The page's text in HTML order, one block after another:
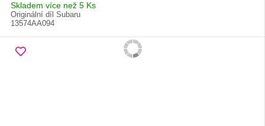
Skladem více než 5 Ks
Originální díl Subaru
13574AA094